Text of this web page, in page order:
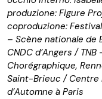
produzione: Figure
coproduzione:
– Scène nationale de
CNDC d’Angers /
Chorégraphique,
Saint-Brieuc / Centre
d’Automne à Paris